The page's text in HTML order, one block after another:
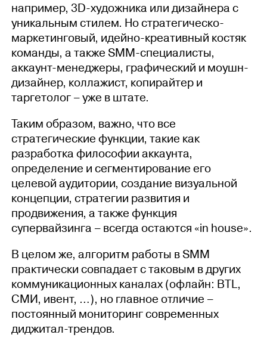
например, 3D-художника или дизайнера с
уникальным стилем. Но стратегическо-
маркетинговый, идейно-креативный костяк
команды, а также SММ-специалисты,
аккаунт-менеджеры, графический и моушн-
дизайнер, коллажист, копирайтер и
таргетолог – уже в штате.
Таким образом, важно, что все
стратегические функции, такие как
разработка философии аккаунта,
определение и сегментирование его
целевой аудитории, создание визуальной
концепции, стратегии развития и
продвижения, а также функция
супервайзинга – всегда остаются «in house».
В целом же, алгоритм работы в SММ
практически совпадает с таковым в других
коммуникационных каналах (офлайн: BTL,
СМИ, ивент, …), но главное отличие –
постоянный мониторинг современных
диджитал-трендов.